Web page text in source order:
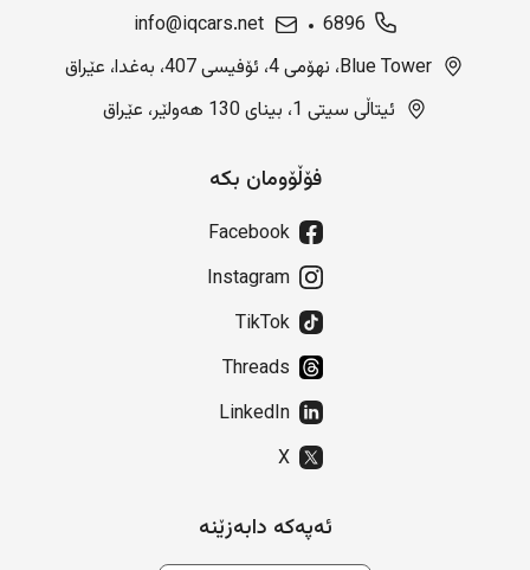
6896
info@iqcars.net
Blue Tower، نهۆمی 4، ئۆفیسی 407، بەغدا، عێراق
ئیتاڵی سیتی 1، بینای 130 هەولێر، عێراق
فۆڵۆومان بکە
Facebook
Instagram
TikTok
Threads
LinkedIn
X
ئەپەکە دابەزێنە